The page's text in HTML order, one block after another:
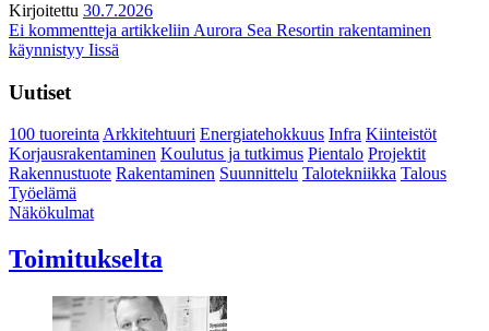
Kirjoitettu 30.7.2026
Ei kommentteja artikkeliin Aurora Sea Resortin rakentaminen
käynnistyy Iissä
Uutiset
100 tuoreintaArkkitehtuuri Energiatehokkuus Infra Kiinteistöt
Korjausrakentaminen Koulutus ja tutkimus Pientalo Projektit
Rakennustuote Rakentaminen Suunnittelu Talotekniikka Talous
Työelämä
Näkökulmat
Toimitukselta